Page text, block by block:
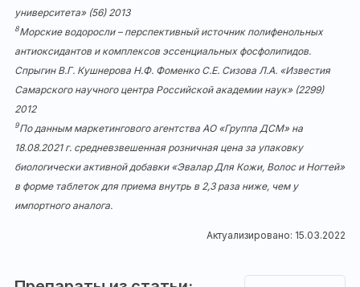
университета» (56) 2013
8Морские водоросли – перспективный источник полифенольных
антиоксидантов и комплексов эссенциальных фосфолипидов.
Спрыгин В.Г. Кушнерова Н.Ф. Фоменко С.Е. Сизова Л.А. «Известия
Самарского научного центра Российской академии наук» (2299)
2012
9По данным маркетингового агентства АО «Группа ДСМ» на
18.08.2021 г. средневзвешенная розничная цена за упаковку
биологически активной добавки «Эвалар Для Кожи, Волос и Ногтей»
в форме таблеток для приема внутрь в 2,3 раза ниже, чем у
импортного аналога.
Актуализировано: 15.03.2022